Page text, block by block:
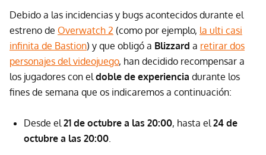
Debido a las incidencias y bugs acontecidos durante el
estreno de Overwatch 2 (como por ejemplo, la ulti casi
infinita de Bastion) y que obligó a Blizzard a retirar dos
personajes del videojuego, han decidido recompensar a
los jugadores con eldoble de experiencia durante los
fines de semana que os indicaremos a continuación:
Desde el21 de octubre a las 20:00, hasta el24 de
octubre a las 20:00.